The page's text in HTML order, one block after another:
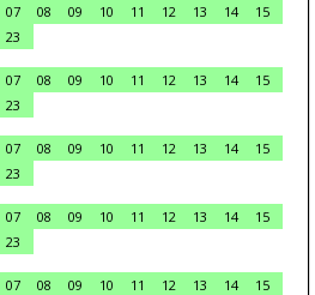
07 08 09 10 11 12 13 14
15
23
07 08 09 10 11 12 13 14
15
23
07 08 09 10 11 12 13 14
15
23
07 08 09 10 11 12 13 14
15
23
07 08 09 10 11 12 13 14
15